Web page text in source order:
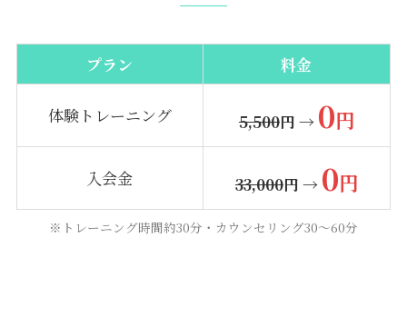
プラン 料金
体験トレーニング 5,500円 → 0円
入会金 33,000円 → 0円
※トレーニング時間約30分・カウンセリング30〜60分